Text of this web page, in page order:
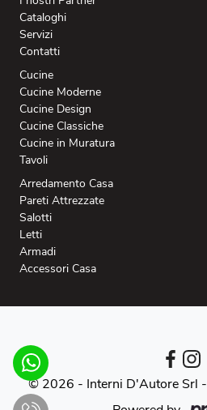
Cataloghi
Servizi
Contatti
Cucine
Cucine Moderne
Cucine Design
Cucine Classiche
Cucine in Muratura
Tavoli
Arredamento Casa
Pareti Attrezzate
Salotti
Letti
Armadi
Accessori Casa
© 2026 - Interni D'Autore Srl -